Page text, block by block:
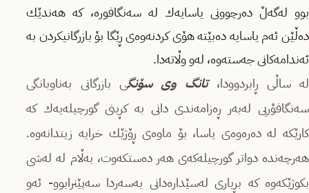
بوو له‌گه‌ڵ ده‌رچوونی یاسایه‌ك له‌ سه‌نگافوره‌، كه‌ هه‌ندێك
ده‌ڵێن ئه‌م یاسایه‌ ده‌بێته‌ هۆی كردنه‌وه‌ی ڕێگا بۆ بازرگانیكردن به‌
ئه‌ندامه‌كانی جه‌سته‌وه،‌ له‌و وڵاته‌دا.
له‌ ساڵی ڕابردوودا،تانگ وی سۆنگی بازرگانی به‌ناوبانگی
سه‌نگافۆریی له‌به‌ر ڕه‌زامه‌ندی دانی به‌ كڕینی گورچیله‌یه‌ك كه‌
كارێكه‌ له‌ ده‌ره‌وه‌ی یاسا، بۆ ماوه‌ی ڕۆژێك خرایه‌ زیندانه‌وه‌.
هه‌رچه‌نده‌ دواتر گورچیله‌كه‌ی هه‌ر ده‌ستكه‌وت، به‌ڵام له‌ له‌شی
بكوژێكه‌وه‌‌ كه‌ بڕیاری له‌سێداره‌دانی به‌سه‌ردا سه‌پێنرابوو- ئه‌و